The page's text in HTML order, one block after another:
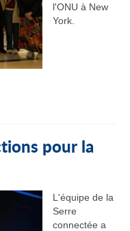
l'ONU à New
York.
pour la
L'équipe de la
Serre
connectée a